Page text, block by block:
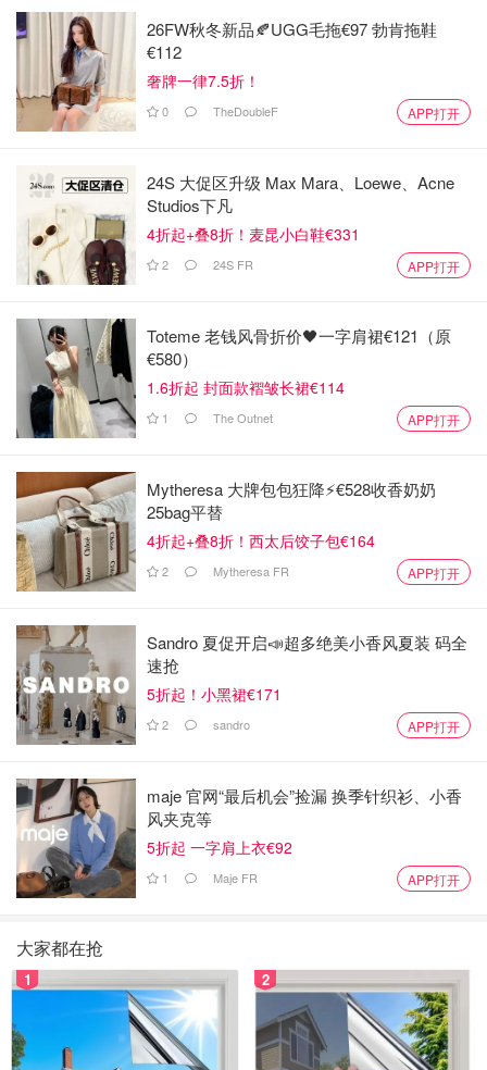
26FW秋冬新品🍂UGG毛拖€97 勃肯拖鞋
€112
奢牌一律7.5折！
0 TheDoubleF APP打开
24S 大促区升级 Max Mara、Loewe、Acne
Studios下凡
4折起+叠8折！麦昆小白鞋€331
2 24S FR APP打开
Toteme 老钱风骨折价🖤一字肩裙€121（原
€580）
1.6折起 封面款褶皱长裙€114
1 The Outnet APP打开
Mytheresa 大牌包包狂降⚡️€528收香奶奶
25bag平替
4折起+叠8折！西太后饺子包€164
2 Mytheresa FR APP打开
Sandro 夏促开启📣超多绝美小香风夏装 码全
速抢
5折起！小黑裙€171
2 sandro APP打开
maje 官网“最后机会”捡漏 换季针织衫、小香
风夹克等
5折起 一字肩上衣€92
1 Maje FR APP打开
大家都在抢
1 2